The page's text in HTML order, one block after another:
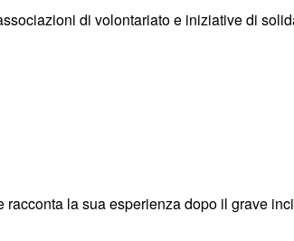
di volontariato e iniziative di
la sua esperienza dopo il grave